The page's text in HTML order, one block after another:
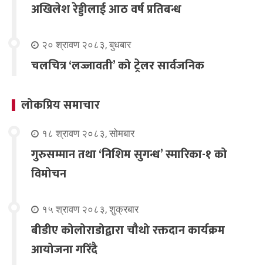
अखिलेश रेड्डीलाई आठ वर्ष प्रतिबन्ध
२० श्रावण २०८३, बुधबार
चलचित्र ‘लज्जावती’ को ट्रेलर सार्वजनिक
लोकप्रिय समाचार
१८ श्रावण २०८३, सोमबार
गुरुसम्मान तथा ‘निशिम सुगन्ध’ स्मारिका-१ को
विमोचन
१५ श्रावण २०८३, शुक्रबार
बीडीए कोलोराडोद्वारा चौथो रक्तदान कार्यक्रम
आयोजना गरिंदै